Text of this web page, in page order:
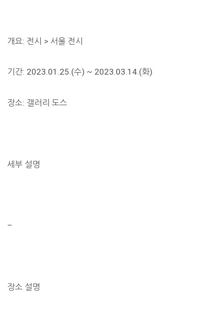
개요: 전시 > 서울 전시
기간: 2023.01.25.(수) ~ 2023.03.14.(화)
장소: 갤러리 도스
세부 설명
–
장소 설명